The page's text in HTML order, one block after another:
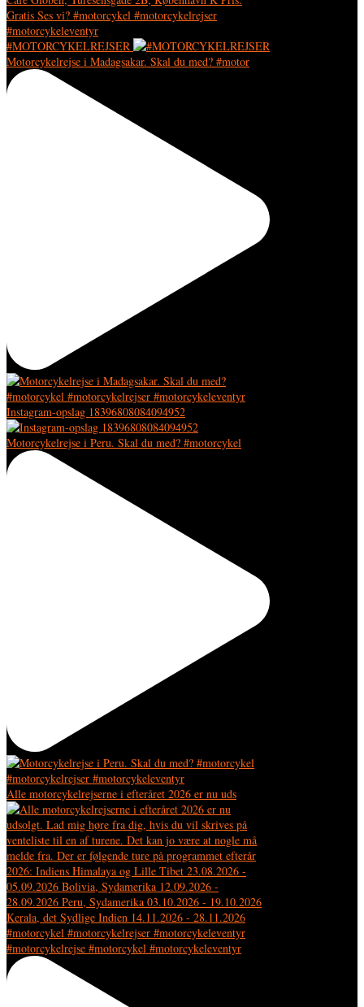
#MOTORCYKELREJSER
Motorcykelrejse i Madagsakar. Skal du med? #motor
Instagram-opslag 18396808084094952
Motorcykelrejse i Peru. Skal du med? #motorcykel
Alle motorcykelrejserne i efteråret 2026 er nu uds
#motorcykelrejse #motorcykel #motorcykeleventyr